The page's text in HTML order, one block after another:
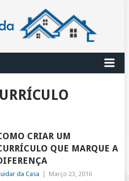
CRIAR UM
QUE MARQUE A
da Casa Março 23, 2016